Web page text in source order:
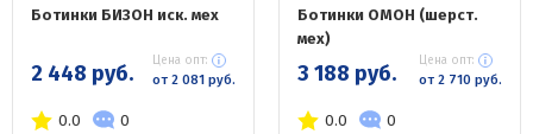
Ботинки БИЗОН иск. мех
2 448 руб. Цена опт:
от 2 081 руб.
0.0 0
Ботинки ОМОН (шерст.
мех)
3 188 руб. Цена опт:
от 2 710 руб.
0.0 0